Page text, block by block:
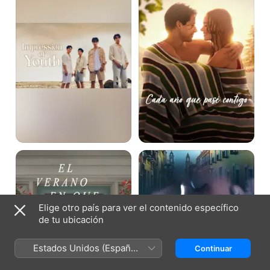
pasé
contigo
El
verano
en
que
me
enamoré
Te
llevo
conmigo
Elige otro país para ver el contenido específico
de tu ubicación
Estados Unidos (Español
México)
Continuar